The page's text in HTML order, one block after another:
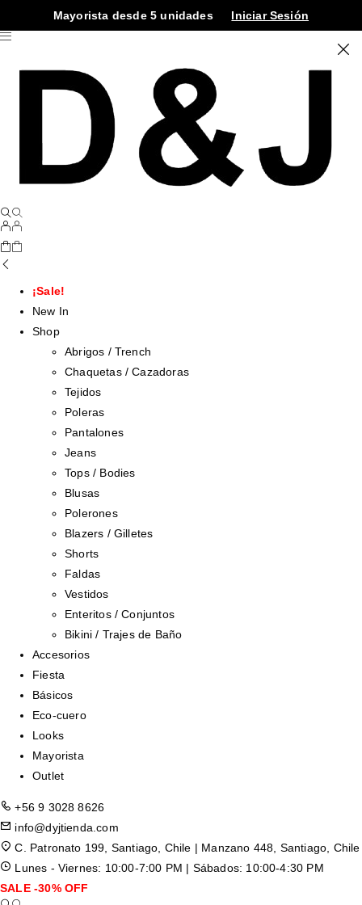
Mayorista desde 5 unidades Iniciar Sesión
¡Sale!
New In
Shop
Abrigos / Trench
Chaquetas / Cazadoras
Tejidos
Poleras
Pantalones
Jeans
Tops / Bodies
Blusas
Polerones
Blazers / Gilletes
Shorts
Faldas
Vestidos
Enteritos / Conjuntos
Bikini / Trajes de Baño
Accesorios
Fiesta
Básicos
Eco-cuero
Looks
Mayorista
Outlet
+56 9 3028 8626
info@dyjtienda.com
C. Patronato 199, Santiago, Chile | Manzano 448, Santiago, Chile
Lunes - Viernes: 10:00-7:00 PM | Sábados: 10:00-4:30 PM
SALE -30% OFF